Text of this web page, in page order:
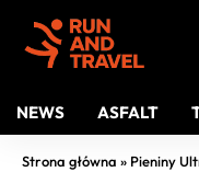
NEWS ASFALT
Strona główna » Pieniny